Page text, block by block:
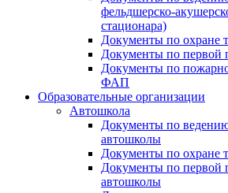
фельдшерско-
стационара)
Документы по охране
Документы по
Документы по
ФАП
Образовательные организации
Автошкола
Документы по
автошколы
Документы по охране
Документы по первой
автошколы